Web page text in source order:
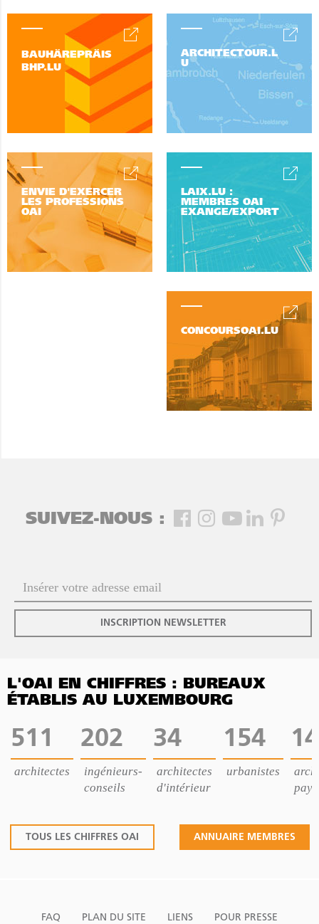
BAUHÄREPRÄIS
BHP.LU
ARCHITECTOUR.L
U
ENVIE D'EXERCER
LES PROFESSIONS
OAI
LAIX.LU :
MEMBRES OAI
EXANGE/EXPORT
CONCOURSOAI.LU
SUIVEZ-NOUS :
INSCRIPTION NEWSLETTER
L'OAI EN CHIFFRES : BUREAUX
ÉTABLIS AU LUXEMBOURG
511
architectes
202
ingénieurs-
conseils
34
architectes
d'intérieur
154
urbanistes
14
TOUS LES CHIFFRES OAI ANNUAIRE MEMBRES
FAQ PLAN DU SITE LIENS POUR PRESSE